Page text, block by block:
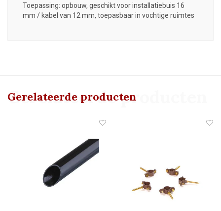
Toepassing: opbouw, geschikt voor installatiebuis 16
mm / kabel van 12 mm, toepasbaar in vochtige ruimtes
Gerelateerde producten
Gerelateerde producten